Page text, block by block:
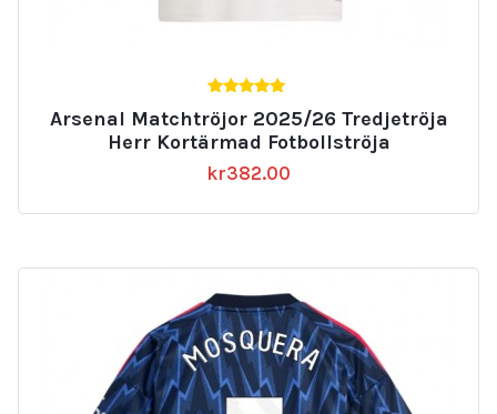
av 5
Arsenal Matchtröjor 2025/26 Tredjetröja
Herr Kortärmad Fotbollströja
kr382.00